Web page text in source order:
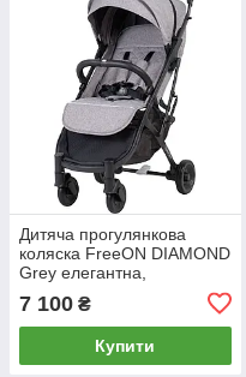
Дитяча прогулянкова
коляска FreeON DIAMOND
Grey елегантна,
7 100 ₴
Купити